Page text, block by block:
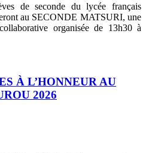
de seconde du lycée français
au SECONDE MATSURI, une
organisée de 13h30 à
À L’HONNEUR AU
2026